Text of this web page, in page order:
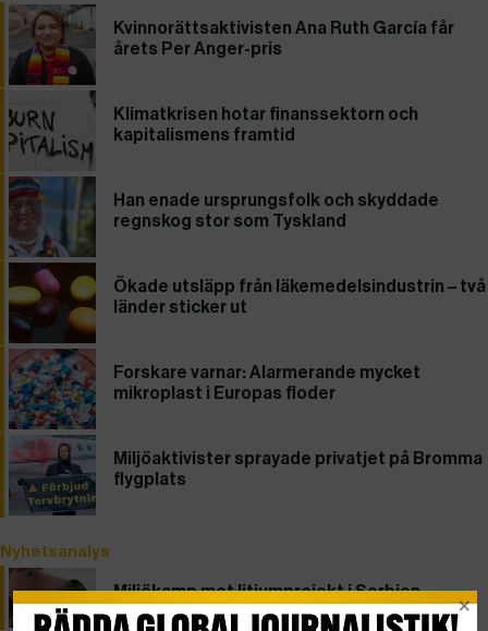
Kvinnorättsaktivisten Ana Ruth García får
årets Per Anger-pris
Klimatkrisen hotar finanssektorn och
kapitalismens framtid
Han enade ursprungsfolk och skyddade
regnskog stor som Tyskland
Ökade utsläpp från läkemedelsindustrin – två
länder sticker ut
Forskare varnar: Alarmerande mycket
mikroplast i Europas floder
Miljöaktivister sprayade privatjet på Bromma
flygplats
Nyhetsanalys
Miljökamp mot litiumprojekt i Serbien